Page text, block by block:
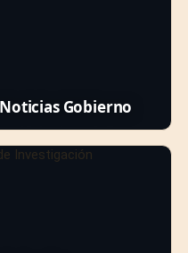
Gobierno